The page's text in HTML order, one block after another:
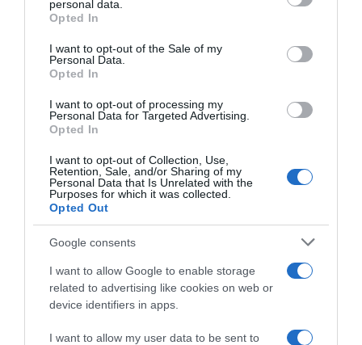
grant or deny consent to Google and its third-party tags to
use your data for below specified purposes in below Google
consent section.
personal data.
Opted In
I want to opt-out of the Sale of my
Personal Data.
Opted In
I want to opt-out of processing my
Personal Data for Targeted Advertising.
Opted In
I want to opt-out of Collection, Use,
Retention, Sale, and/or Sharing of my
Personal Data that Is Unrelated with the
Purposes for which it was collected.
Opted Out
Google consents
I want to allow Google to enable storage
related to advertising like cookies on web or
device identifiers in apps.
I want to allow my user data to be sent to
ΠΟΛΙΤΙΚΗ
καλώ να ανασκευάσει το αδιανόητο ψέμα της
– Η ανοχή έχει και τα όρια της”
"Δεν γίνεται πουθενά αναφορά του ονόματος μου σε
καμία νόμιμη επισύνδεση"